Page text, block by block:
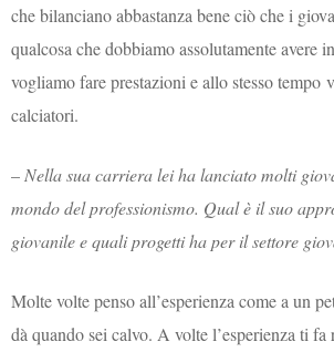
che bilanciano abbastanza bene ciò che i
qualcosa che dobbiamo assolutamente avere
vogliamo fare prestazioni e allo stesso tempo
calciatori.
– Nella sua carriera lei ha lanciato molti
mondo del professionismo. Qual è il suo
giovanile e quali progetti ha per il settore
Molte volte penso all’esperienza come a un
dà quando sei calvo. A volte l’esperienza ti fa